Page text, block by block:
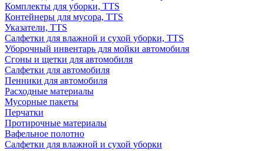
Комплекты для уборки, TTS
Контейнеры для мусора, TTS
Указатели, TTS
Салфетки для влажной и сухой уборки, TTS
Уборочный инвентарь для мойки автомобиля
Сгоны и щетки для автомобиля
Салфетки для автомобиля
Пенники для автомобиля
Расходные материалы
Мусорные пакеты
Перчатки
Протирочные материалы
Вафельное полотно
Салфетки для влажной и сухой уборки